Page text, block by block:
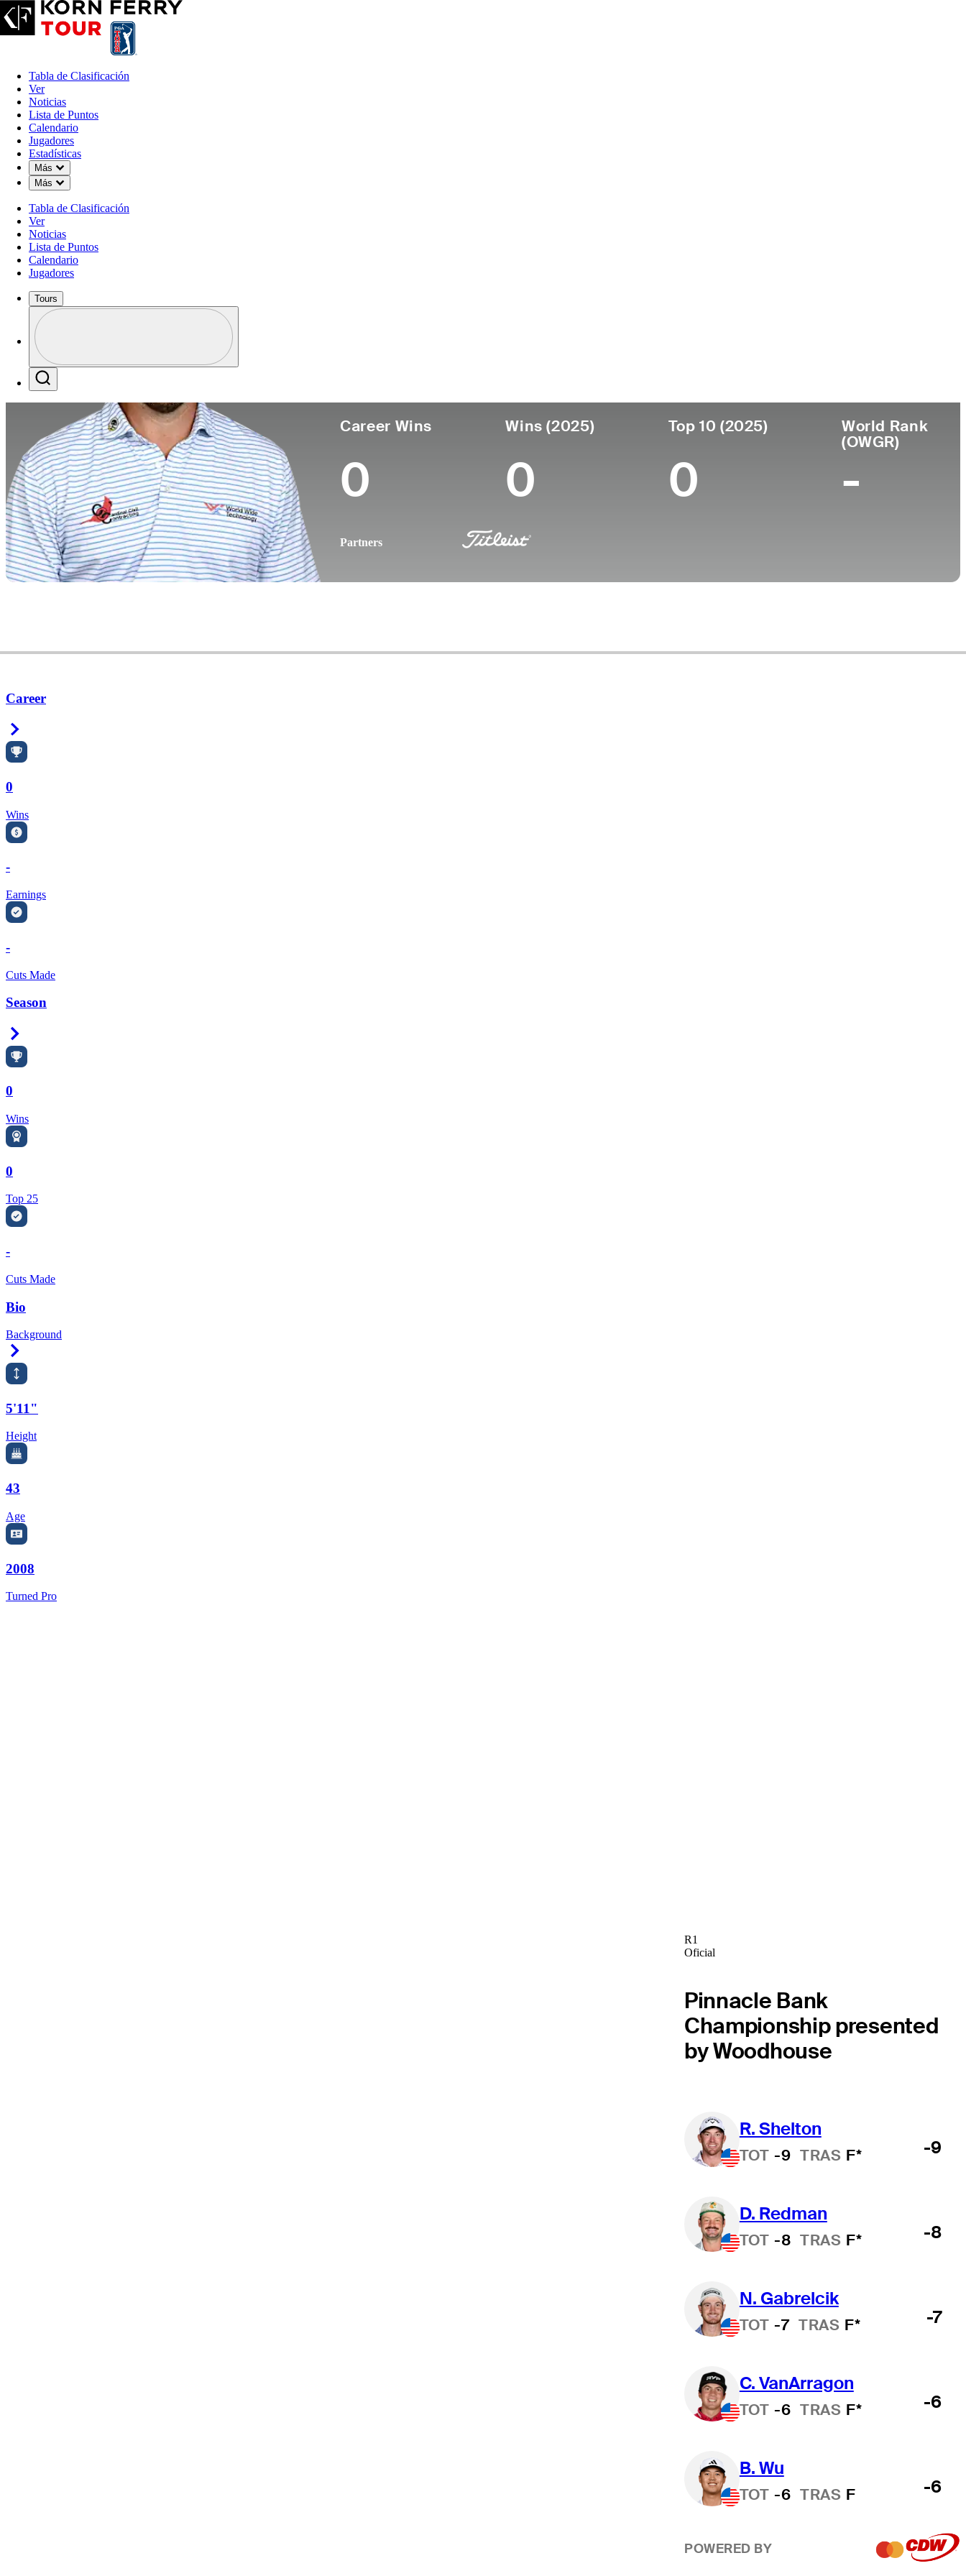
Tabla de Clasificación
Ver
Noticias
Lista de Puntos
Calendario
Jugadores
Estadísticas
Más
Down Chevron
Más
Down Chevron
Tabla de Clasificación
Ver
Noticias
Lista de Puntos
Calendario
Jugadores
Tours
Profile / PGA Tour Pass Logo
Career Wins
0
Wins (2025)
0
Top 10 (2025)
0
World Rank
(OWGR)
-
Partners
Career
0
Wins
-
Earnings
-
Cuts Made
Season
0
Wins
0
Top 25
-
Cuts Made
Bio
Background
5'11"
Height
43
Age
2008
Turned Pro
R1
Oficial
Pinnacle Bank
Championship presented
by Woodhouse
R. Shelton
TOT -9 TRAS F* -9
D. Redman
TOT -8 TRAS F* -8
N. Gabrelcik
TOT -7 TRAS F* -7
C. VanArragon
TOT -6 TRAS F* -6
B. Wu
TOT -6 TRAS F -6
POWERED BY